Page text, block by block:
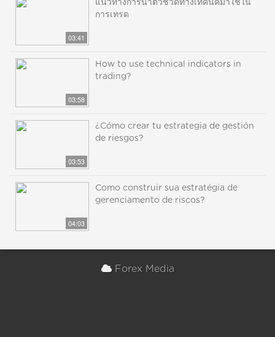
03:41
แนวทางการนำตัวชี้วัดทางเทคนิคมาใช้ใน
การเทรด
03:58
How to use technical indicators in
trading?
03:53
¿Cómo crear tu estrategia de gestión
de riesgos?
04:03
Como construir sua estratégia de
gerenciamento de riscos?
Forex Media